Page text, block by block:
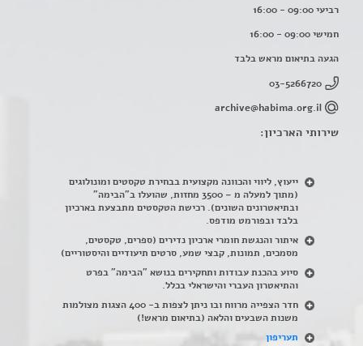
רביעי 09:00 - 16:00
חמישי 09:00 - 16:00
הגעה בתיאום מראש בלבד
03-5266720
archive@habima.org.il
שירותי הארכיון:
ייעוץ, ליווי והכוונה מקצועית בבחירת טקסטים ומונולוגים
(מתוך למעלה מ – 3500 מחזות, שהועלו ב"הבימה"
ובתיאטרונים השונים). רכישת הטקסטים מתבצעת בארכיון
בלבד ובפורמט מודפס.
איתור והנגשת חומרי ארכיון נדירים (ספרים, טקסטים,
מסמכים, תמונות, קבצי שמע, סרטים תיעודיים והיסטוריים)
סיוע בהכנת עבודות ותחקירים בנושא "הבימה" בפרט
והתיאטרון העברי והישראלי בכלל.
חדר הצפייה מרווח ובו ניתן לצפות ב- 400 הצגות מצולמות
משנות השבעים והלאה (בתיאום מראש!)
תעריפון